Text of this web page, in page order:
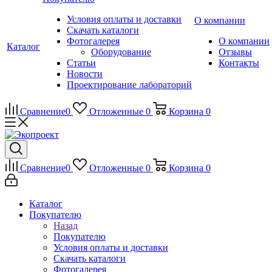
Каталог
Условия оплаты и доставки
Скачать каталоги
Фотогалерея
Оборудование
Статьи
Новости
Проектирование лабораторий
О компании
О компании
Отзывы
Контакты
Сравнение0 Отложенные 0 Корзина 0
Сравнение0 Отложенные 0 Корзина 0
Каталог
Покупателю
Назад
Покупателю
Условия оплаты и доставки
Скачать каталоги
Фотогалерея